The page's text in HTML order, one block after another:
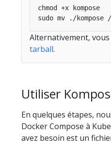
Alternativement,
tarball.
Utiliser
En quelques étapes,
Docker Compose à
avez besoin est un